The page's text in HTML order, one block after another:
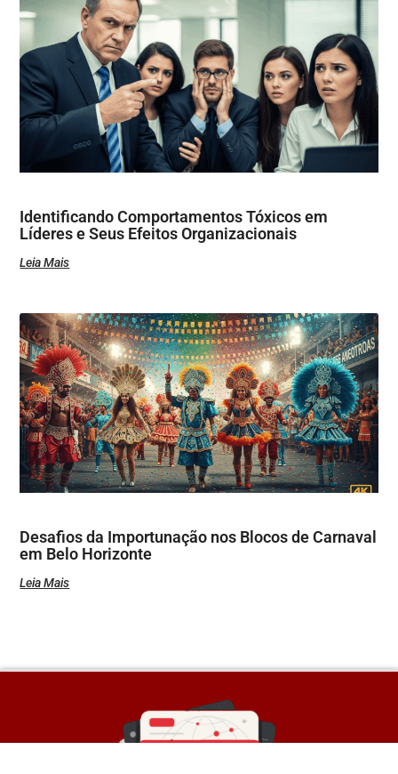
Identificando Comportamentos Tóxicos em
Líderes e Seus Efeitos Organizacionais
Leia Mais
Desafios da Importunação nos Blocos de Carnaval
em Belo Horizonte
Leia Mais